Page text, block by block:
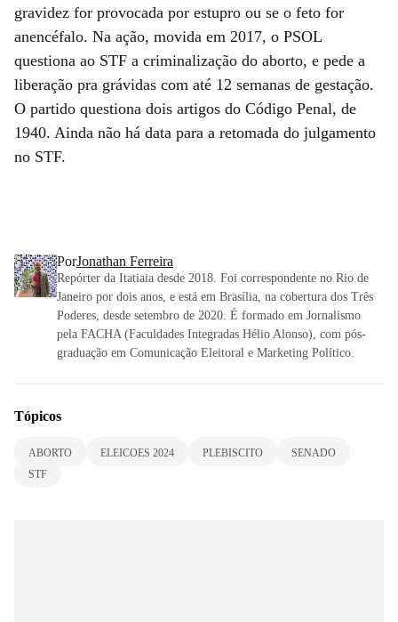
gravidez for provocada por estupro ou se o feto for
anencéfalo. Na ação, movida em 2017, o PSOL
questiona ao STF a criminalização do aborto, e pede a
liberação pra grávidas com até 12 semanas de gestação.
O partido questiona dois artigos do Código Penal, de
1940. Ainda não há data para a retomada do julgamento
no STF.
PorJonathan Ferreira
Repórter da Itatiaia desde 2018. Foi correspondente no Rio de
Janeiro por dois anos, e está em Brasília, na cobertura dos Três
Poderes, desde setembro de 2020. É formado em Jornalismo
pela FACHA (Faculdades Integradas Hélio Alonso), com pós-
graduação em Comunicação Eleitoral e Marketing Político.
Tópicos
ABORTO ELEICOES 2024 PLEBISCITO
SENADO
STF